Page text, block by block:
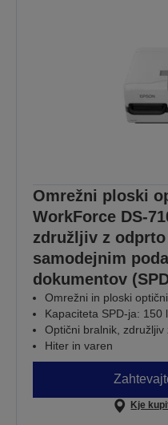
Omrežni ploski
WorkForce DS-
združljiv z
samodejnim
dokumentov
Omrežni in ploski
Kapaciteta SPD-ja: 150
Optični bralnik,
Hiter in varen
Kje